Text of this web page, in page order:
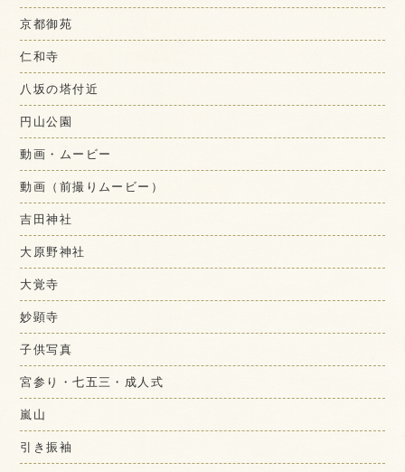
京都御苑
仁和寺
八坂の塔付近
円山公園
動画・ムービー
動画（前撮りムービー）
吉田神社
大原野神社
大覚寺
妙顕寺
子供写真
宮参り・七五三・成人式
嵐山
引き振袖